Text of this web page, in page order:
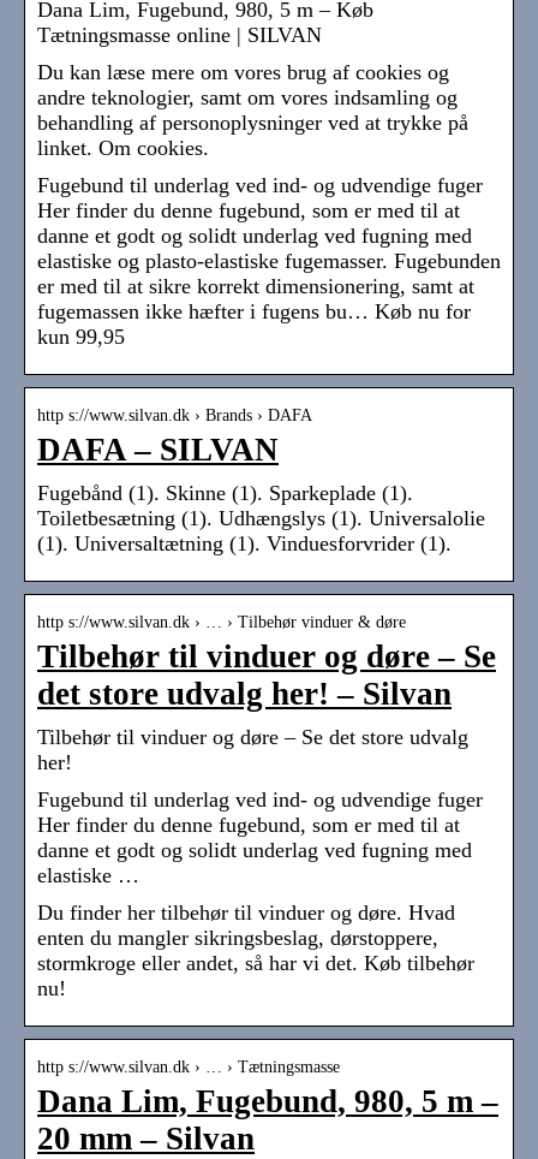
Dana Lim, Fugebund, 980, 5 m – Køb
Tætningsmasse online | SILVAN
Du kan læse mere om vores brug af cookies og
andre teknologier, samt om vores indsamling og
behandling af personoplysninger ved at trykke på
linket. Om cookies.
Fugebund til underlag ved ind- og udvendige fuger
Her finder du denne fugebund, som er med til at
danne et godt og solidt underlag ved fugning med
elastiske og plasto-elastiske fugemasser. Fugebunden
er med til at sikre korrekt dimensionering, samt at
fugemassen ikke hæfter i fugens bu… Køb nu for
kun 99,95
http s://www.silvan.dk › Brands › DAFA
DAFA – SILVAN
Fugebånd (1). Skinne (1). Sparkeplade (1).
Toiletbesætning (1). Udhængslys (1). Universalolie
(1). Universaltætning (1). Vinduesforvrider (1).
http s://www.silvan.dk › … › Tilbehør vinduer & døre
Tilbehør til vinduer og døre – Se
det store udvalg her! – Silvan
Tilbehør til vinduer og døre – Se det store udvalg
her!
Fugebund til underlag ved ind- og udvendige fuger
Her finder du denne fugebund, som er med til at
danne et godt og solidt underlag ved fugning med
elastiske …
Du finder her tilbehør til vinduer og døre. Hvad
enten du mangler sikringsbeslag, dørstoppere,
stormkroge eller andet, så har vi det. Køb tilbehør
nu!
http s://www.silvan.dk › … › Tætningsmasse
Dana Lim, Fugebund, 980, 5 m –
20 mm – Silvan